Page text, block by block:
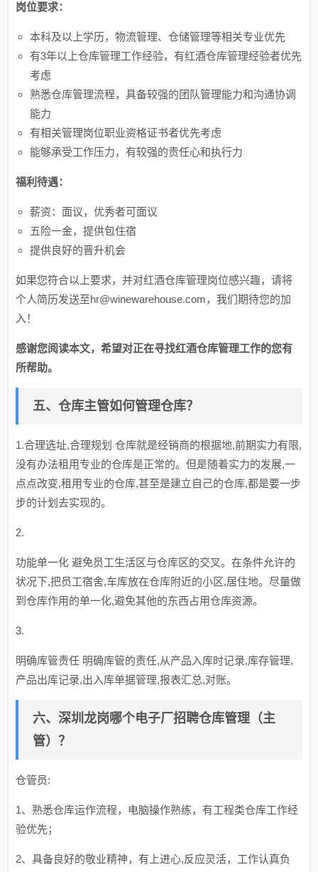
岗位要求：
本科及以上学历，物流管理、仓储管理等相关专业优先
有3年以上仓库管理工作经验，有红酒仓库管理经验者优先
考虑
熟悉仓库管理流程，具备较强的团队管理能力和沟通协调
能力
有相关管理岗位职业资格证书者优先考虑
能够承受工作压力，有较强的责任心和执行力
福利待遇：
薪资：面议，优秀者可面议
五险一金，提供包住宿
提供良好的晋升机会
如果您符合以上要求，并对红酒仓库管理岗位感兴趣，请将
个人简历发送至hr@winewarehouse.com，我们期待您的加
入！
感谢您阅读本文，希望对正在寻找红酒仓库管理工作的您有
所帮助。
五、仓库主管如何管理仓库？
1.合理选址,合理规划 仓库就是经销商的根据地,前期实力有限,
没有办法租用专业的仓库是正常的。但是随着实力的发展,一
点点改变,租用专业的仓库,甚至是建立自己的仓库,都是要一步
步的计划去实现的。
2.
功能单一化 避免员工生活区与仓库区的交叉。在条件允许的
状况下,把员工宿舍,车库放在仓库附近的小区,居住地。尽量做
到仓库作用的单一化,避免其他的东西占用仓库资源。
3.
明确库管责任 明确库管的责任,从产品入库时记录,库存管理,
产品出库记录,出入库单据管理,报表汇总,对账。
六、深圳龙岗哪个电子厂招聘仓库管理（主
管）？
仓管员:
1、熟悉仓库运作流程，电脑操作熟练，有工程类仓库工作经
验优先；
2、具备良好的敬业精神，有上进心,反应灵活，工作认真负